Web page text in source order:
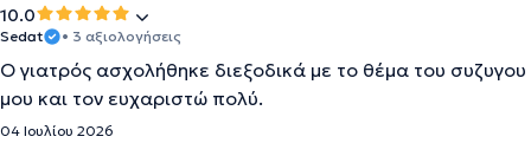
10.0
Sedat • 3 αξιολογήσεις
Ο γιατρός ασχολήθηκε διεξοδικά με το θέμα του συζυγου
μου και τον ευχαριστώ πολύ.
04 Ιουλίου 2026